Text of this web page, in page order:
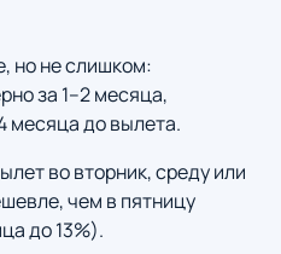
но не слишком:
за 1–2 месяца,
месяца до вылета.
во вторник, среду или
чем в пятницу
до 13%).